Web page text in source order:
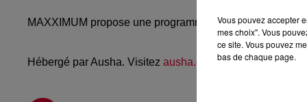
MAXXIMUM propose une programmation techno,
Hébergé par Ausha. Visitez ausha.co/politique-de-
Vous pouvez accepter
mes choix". Vous
ce site. Vous pouvez
bas de chaque page.